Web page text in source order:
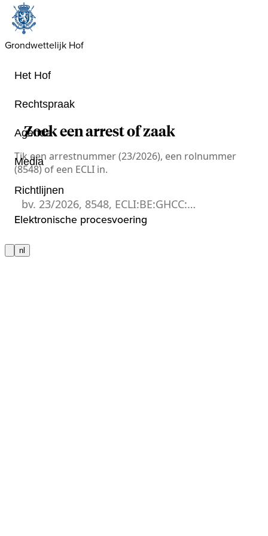
Grondwettelijk Hof
Het Hof
Rechtspraak
Agenda
Media
Richtlijnen
Elektronische procesvoering
nl
Zoek een arrest of zaak
Tik een arrestnummer (23/2026), een rolnummer
(8548) of een ECLI in.
Zoek een arrest of zaak